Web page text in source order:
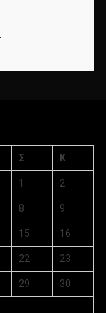
Σ Κ
1 2
8 9
15 16
22 23
29 30